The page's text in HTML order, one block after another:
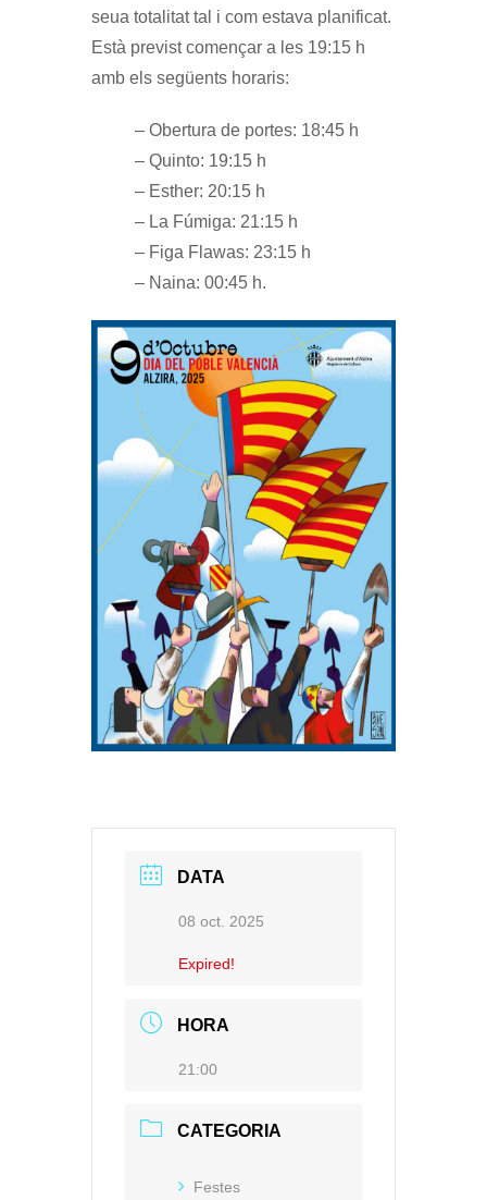
seua totalitat tal i com estava planificat.
Està previst començar a les 19:15 h
amb els següents horaris:
– Obertura de portes: 18:45 h
– Quinto: 19:15 h
– Esther: 20:15 h
– La Fúmiga: 21:15 h
– Figa Flawas: 23:15 h
– Naina: 00:45 h.
DATA
08 oct. 2025
Expired!
HORA
21:00
CATEGORIA
Festes